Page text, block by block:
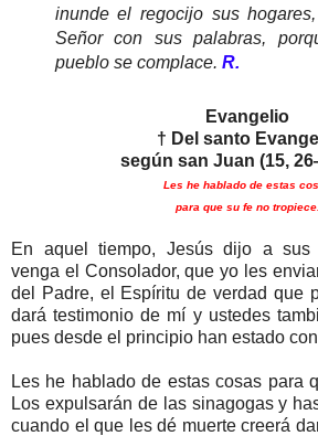
inunde el regocijo sus
Señor con sus palabras,
pueblo se complace. R.
Evangelio
† Del santo
según san Juan (15,
Les he hablado de estas
para que su fe no tropiece.
En aquel tiempo, Jesús dijo a sus
venga el Consolador, que yo les
del Padre, el Espíritu de verdad que
dará testimonio de mí y ustedes
pues desde el principio han estado
Les he hablado de estas cosas para
Los expulsarán de las sinagogas y
cuando el que les dé muerte creerá